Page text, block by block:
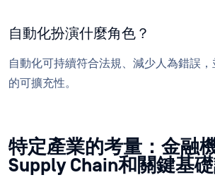
自動化扮演什麼角色？
自動化可持續符合法規、減少人為錯誤，
的可擴充性。
特定產業的考量：金融機
Supply Chain和關鍵基